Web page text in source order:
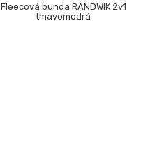
Fleecová bunda RANDWIK 2v1
tmavomodrá